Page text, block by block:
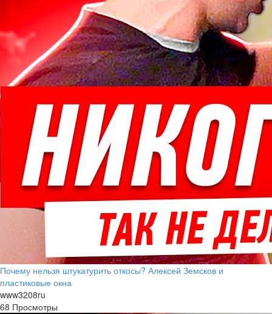
Почему нельзя штукатурить откосы? Алексей Земсков и
пластиковые окна
www3208ru
68 Просмотры